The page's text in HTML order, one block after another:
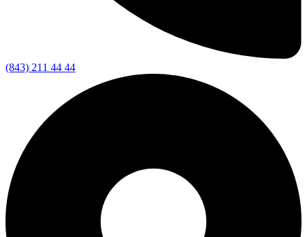
(843) 211 44 44